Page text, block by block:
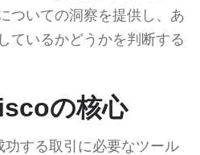
ついての洞察を提供し、あ
ているかどうかを判断する
の核心
功する取引に必要なツール